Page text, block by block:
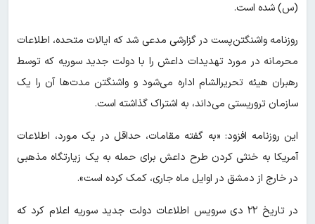
(س) شده است.
روزنامه‌ واشنگتن‌پست در گزارشی مدعی شد که ایالات متحده، اطلاعات
محرمانه‌ در مورد تهدیدات داعش را با دولت جدید سوریه که توسط
رهبران هیئه تحریرالشام اداره می‌شود و واشنگتن مدت‌ها آن را یک
سازمان تروریستی می‌داند، به اشتراک گذاشته است.
این روزنامه افزود: «به گفته‌ مقامات، حداقل در یک مورد، اطلاعات
آمریکا به خنثی کردن طرح داعش برای حمله به یک زیارتگاه مذهبی
در خارج از دمشق در اوایل ماه جاری، کمک کرده است».
در تاریخ ۲۲ دی سرویس اطلاعات دولت جدید سوریه اعلام کرد که